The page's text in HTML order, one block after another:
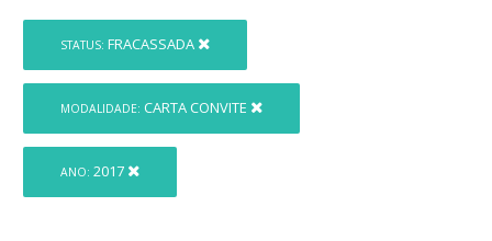
STATUS: FRACASSADA
MODALIDADE: CARTA CONVITE
ANO: 2017